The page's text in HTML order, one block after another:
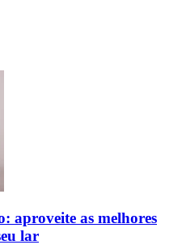
aproveite as melhores
lar